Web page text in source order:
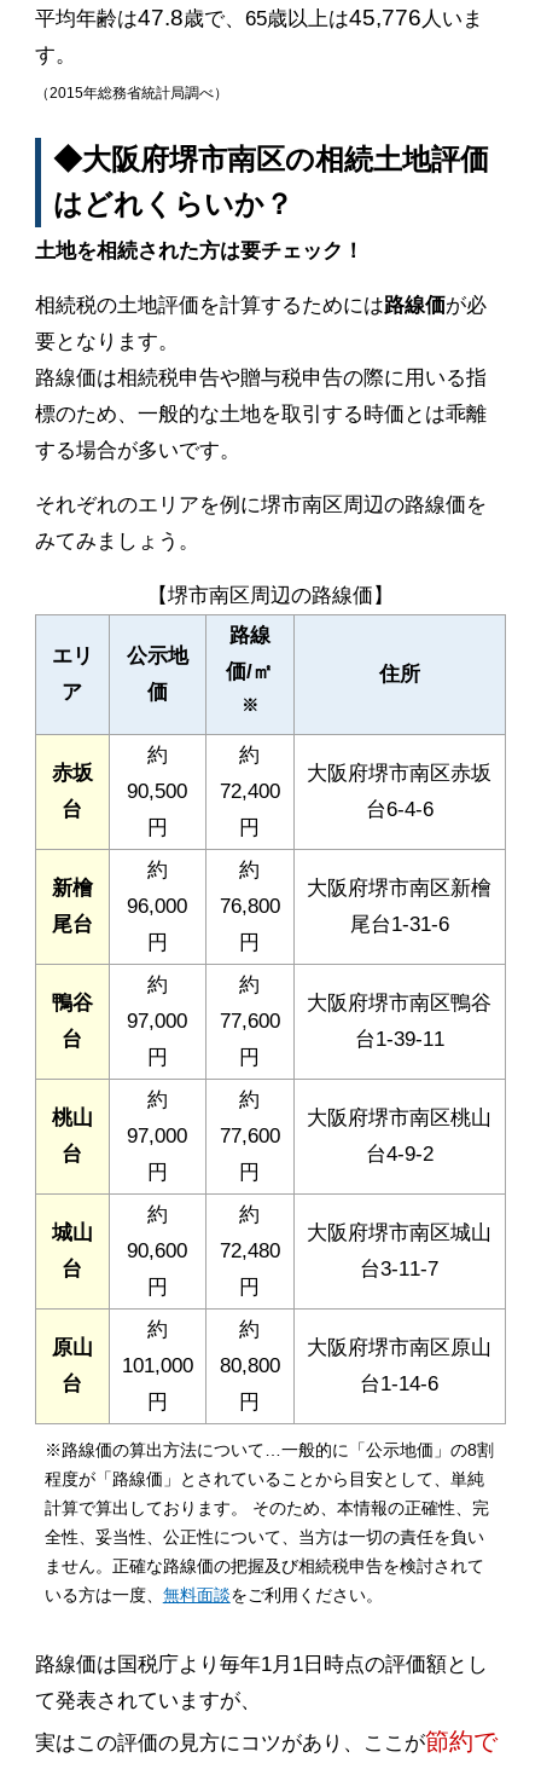
平均年齢は47.8歳で、65歳以上は45,776 人いま
す。
（2015年総務省統計局調べ）
◆大阪府堺市南区の相続土地評価
はどれくらいか？
土地を相続された方は要チェック！
相続税の土地評価を計算するためには路線価が必
要となります。
路線価は相続税申告や贈与税申告の際に用いる指
標のため、一般的な土地を取引する時価とは乖離
する場合が多いです。
それぞれのエリアを例に堺市南区周辺の路線価を
みてみましょう。
【堺市南区周辺の路線価】
エリ
ア
公示地
価
路線
価/㎡
※
住所
赤坂
台
約
90,500
円
約
72,400
円
大阪府堺市南区赤坂
台6-4-6
新檜
尾台
約
96,000
円
約
76,800
円
大阪府堺市南区新檜
尾台1-31-6
鴨谷
台
約
97,000
円
約
77,600
円
大阪府堺市南区鴨谷
台1-39-11
桃山
台
約
97,000
円
約
77,600
円
大阪府堺市南区桃山
台4-9-2
城山
台
約
90,600
円
約
72,480
円
大阪府堺市南区城山
台3-11-7
原山
台
約
101,000
円
約
80,800
円
大阪府堺市南区原山
台1-14-6
※路線価の算出方法について…一般的に「公示地価」の8割
程度が「路線価」とされていることから目安として、単純
計算で算出しております。 そのため、本情報の正確性、完
全性、妥当性、公正性について、当方は一切の責任を負い
ません。正確な路線価の把握及び相続税申告を検討されて
いる方は一度、 無料面談をご利用ください。
路線価は国税庁より毎年1月1日時点の評価額とし
て発表されていますが、
実はこの評価の見方にコツがあり、ここが節約で